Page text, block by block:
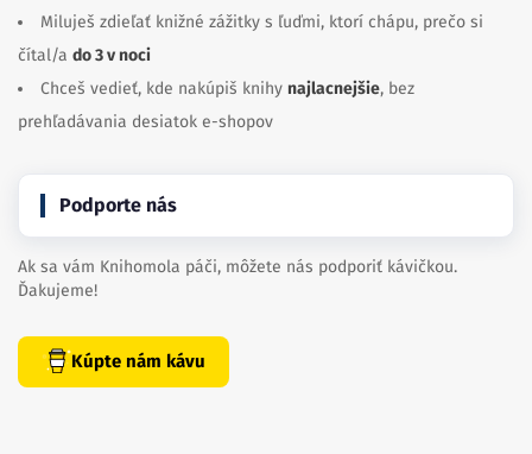
Miluješ zdieľať knižné zážitky s ľuďmi, ktorí chápu, prečo si
čítal/a do 3 v noci
Chceš vedieť, kde nakúpiš knihy najlacnejšie, bez
prehľadávania desiatok e-shopov
Podporte nás
Ak sa vám Knihomola páči, môžete nás podporiť kávičkou.
Ďakujeme!
Kúpte nám kávu